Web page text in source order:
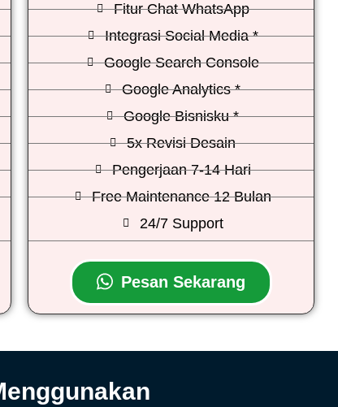
Fitur Chat WhatsApp
Integrasi Social Media *
Google Search Console
Google Analytics *
Google Bisnisku *
5x Revisi Desain
Pengerjaan 7-14 Hari
Free Maintenance 12 Bulan
24/7 Support
Pesan Sekarang